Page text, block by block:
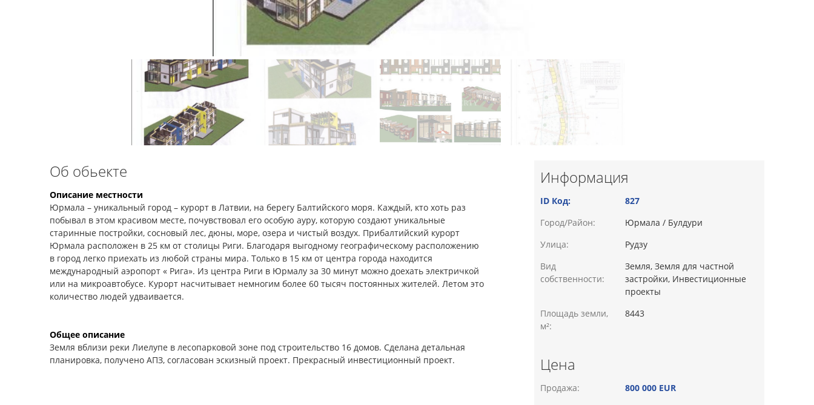
Об обьекте
Описание местности
Юрмала – уникальный город – курорт в Латвии, на берегу Балтийского моря. Каждый, кто хоть раз
побывал в этом красивом месте, почувствовал его особую ауру, которую создают уникальные
старинные постройки, сосновый лес, дюны, море, озера и чистый воздух. Прибалтийский курорт
Юрмала расположен в 25 км от столицы Риги. Благодаря выгодному географическому расположению
в город легко приехать из любой страны мира. Только в 15 км от центра города находится
международный аэропорт « Рига». Из центра Риги в Юрмалу за 30 минут можно доехать электричкой
или на микроавтобусе. Курорт насчитывает немногим более 60 тысяч постоянных жителей. Летом это
количество людей удваивается.
Общее описание
Земля вблизи реки Лиелупе в лесопарковой зоне под строительство 16 домов. Сделана детальная
планировка, получено АПЗ, согласован эскизный проект. Прекрасный инвестиционный проект.
Информация
ID Код:
827
Город/Район:
Юрмала / Булдури
Улица:
Рудзу
Вид
собственности:
Земля, Земля для частной
застройки, Инвестиционные
проекты
Площадь земли,
м²:
8443
Цена
Продажа: 800 000 EUR